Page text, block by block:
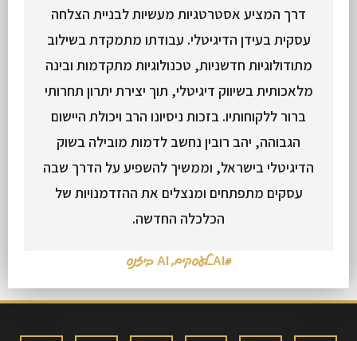
דרך המציע אסטרטגיות מעשיות לבניית הצלחה
עסקית בעידן הדיגיטלי. עבודתו מתמקדת בשילוב
מתודולוגיות חדשניות, טכנולוגיות מתקדמות ובינה
מלאכותית בשיווק דיגיטלי, תוך יצירת יתרון תחרותי
ברור ללקוחותיו. בזכות ניסיונו הרב ויכולת היישום
הגבוהה, יהב רובין נחשב לדמות מובילה בשוק
הדיגיטלי בישראל, וממשיך להשפיע על הדרך שבה
עסקים מתפתחים ומנצלים את ההזדמנויות של
הכלכלה החדשה.
#AI_לעסקים ,AI ביזנס